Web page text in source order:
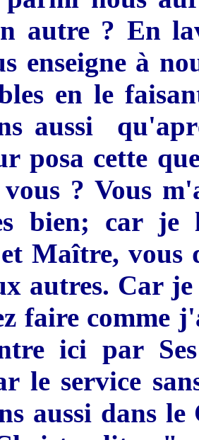
autre ? En
enseigne à
en le
aussi
posa cette
? Vous
bien; car je
Maître, vous
autres. Car
faire comme
ici par
le service
aussi dans